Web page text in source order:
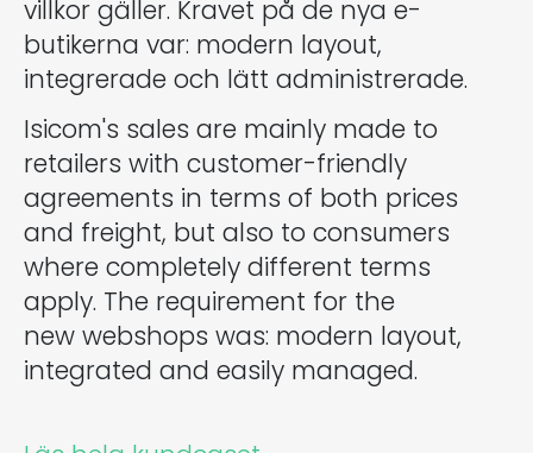
villkor gäller. Kravet på de nya e-
butikerna var: modern layout,
integrerade och lätt administrerade.
Isicom's sales are mainly made to
retailers with customer-friendly
agreements in terms of both prices
and freight, but also to consumers
where completely different terms
apply. The requirement for the
new webshops was: modern layout,
integrated and easily managed.